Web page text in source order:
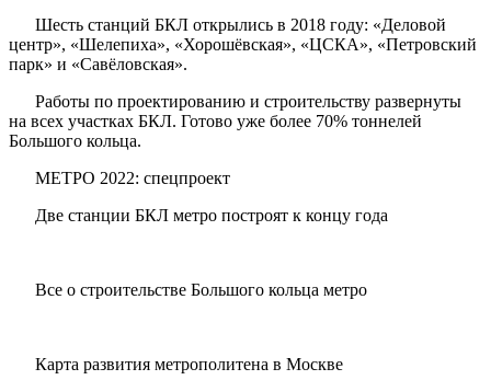
Шесть станций БКЛ открылись в 2018 году: «Деловой
центр», «Шелепиха», «Хорошёвская», «ЦСКА», «Петровский
парк» и «Савёловская».
Работы по проектированию и строительству развернуты
на всех участках БКЛ. Готово уже более 70% тоннелей
Большого кольца.
МЕТРО 2022: спецпроект
Две станции БКЛ метро построят к концу года
Все о строительстве Большого кольца метро
Карта развития метрополитена в Москве